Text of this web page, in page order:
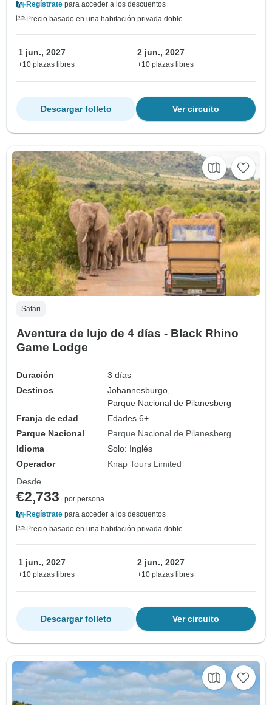
Regístrate para acceder a los descuentos
Precio basado en una habitación privada doble
1 jun., 2027
+10 plazas libres
2 jun., 2027
+10 plazas libres
Ver circuito
Descargar folleto
Safari
Aventura de lujo de 4 días - Black Rhino
Game Lodge
Duración
3 días
Destinos
Johannesburgo,
Parque Nacional de Pilanesberg
Franja de edad
Edades 6+
Parque Nacional
Parque Nacional de Pilanesberg
Idioma
Solo: Inglés
Operador
Knap Tours Limited
Desde
€2,733
por persona
Regístrate para acceder a los descuentos
Precio basado en una habitación privada doble
1 jun., 2027
+10 plazas libres
2 jun., 2027
+10 plazas libres
Ver circuito
Descargar folleto